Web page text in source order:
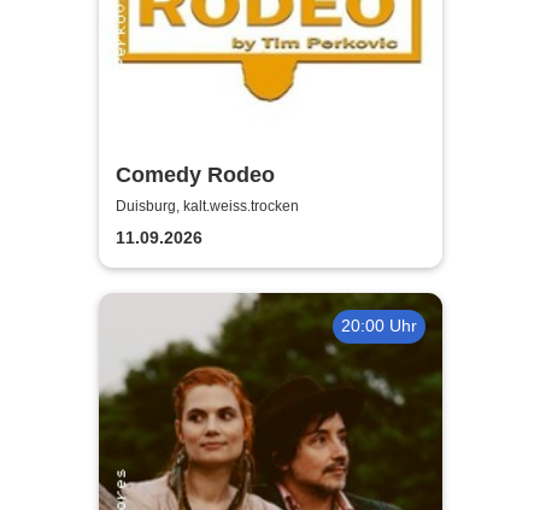
Comedy Rodeo
Duisburg, kalt.weiss.trocken
11.09.2026
20:00 Uhr